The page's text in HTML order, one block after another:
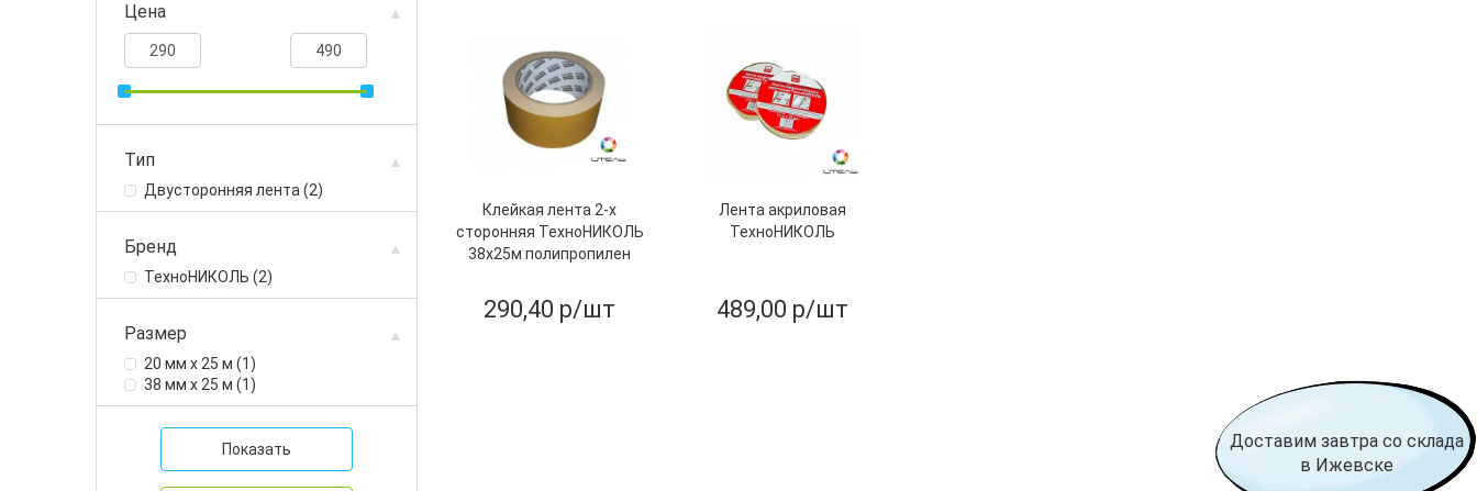
Доставим завтра со склада
в Ижевске
Цена
Тип
двусторонняя лента (2)
Бренд
ТехноНИКОЛЬ (2)
Размер
20 мм х 25 м (1)
38 мм х 25 м (1)
Клейкая лента 2-х
сторонняя ТехноНИКОЛЬ
38х25м полипропилен
290,40 р/шт
Лента акриловая
ТехноНИКОЛЬ
489,00 р/шт